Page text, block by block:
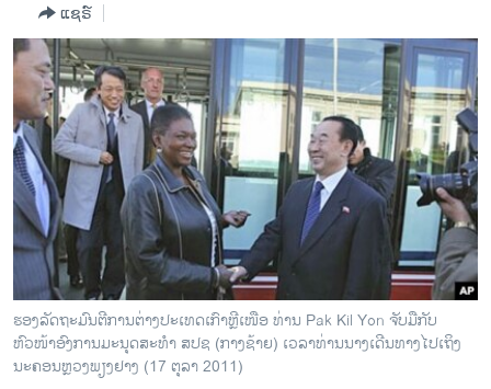
ເອເຊຍ
ອິດສະຫຼະພາບດ້ານການຂ່າວ
ຊີວິດຊາວລາວ
ຊຸມຊົນຊາວລາວ
ວິທະຍາສາດ-ເທັກໂນໂລຈີ
ທຸລະກິດ
ພາສາອັງກິດ
ວີດີໂອ
ສຽງ
ລາຍການກະຈາຍສຽງ
ແຊຣ໌
ຮອງລັດຖະມົນຕີການຕ່າງປະເທດເກົາຫຼີເໜືອ ທ່ານ Pak Kil Yon ຈັບມືກັບ
ຫົວໜ້າອົງການມະນຸດສະທຳ ສປຊ (ກາງຊ້າຍ) ເວລາທ່ານນາງເດີນທາງໄປເຖິງ
ນະຄອນຫຼວງພຽງຢາງ (17 ຕຸລາ 2011)